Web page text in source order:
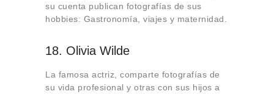
su cuenta publican fotografías de sus
hobbies: Gastronomía, viajes y maternidad.
18. Olivia Wilde
La famosa actriz, comparte fotografías de
su vida profesional y otras con sus hijos a